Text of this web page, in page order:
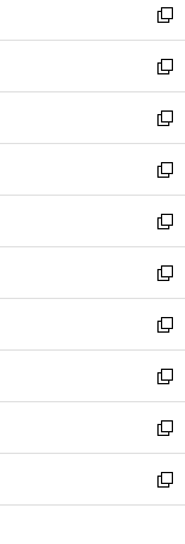
く
ィ
ン
ド
ウ
で
開
く
い
ウ
ィ
ン
ド
ウ
で
開
く
新
し
い
ウ
ィ
ン
ド
ウ
で
開
く
新
し
い
ウ
ィ
ン
ド
ウ
で
開
く
新
し
い
ウ
ィ
ン
ド
ウ
で
開
く
新
し
い
ウ
ィ
ン
ド
ウ
で
開
く
新
し
い
ウ
ィ
ン
ド
ウ
で
開
く
新
し
い
ウ
ィ
ン
ド
ウ
で
開
新
し
い
ウ
ィ
ン
ド
ウ
新
し
い
ウ
ィ
ン
新
し
い
ウ
新
し